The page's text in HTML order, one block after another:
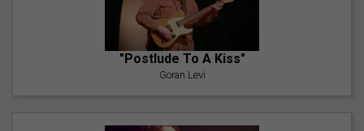
"Postlude To A Kiss"
Goran Levi